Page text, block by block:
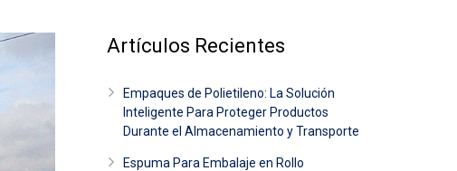
Artículos Recientes
Empaques de Polietileno: La Solución
Inteligente Para Proteger Productos
Durante el Almacenamiento y Transporte
Espuma Para Embalaje en Rollo